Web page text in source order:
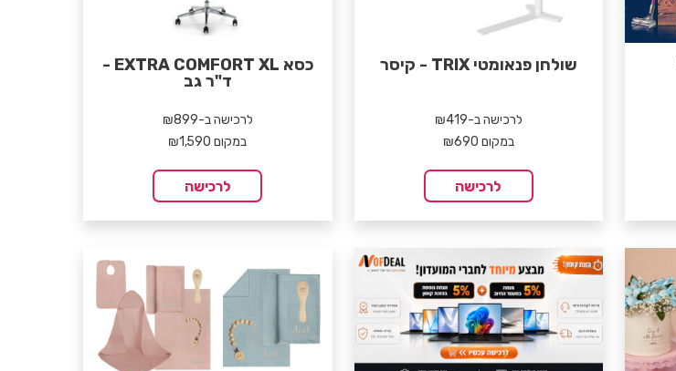
שולחן פנאומטי TRIX - קיסר
לרכישה ב-₪419
במקום ₪690
לרכישה
כסא EXTRA COMFORT XL -
ד"ר גב
לרכישה ב-₪899
במקום ₪1,590
לרכישה